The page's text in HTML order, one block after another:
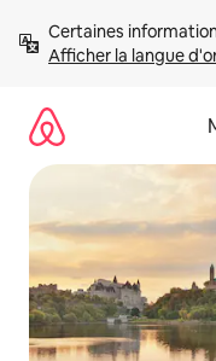
directement
Afficher la langue